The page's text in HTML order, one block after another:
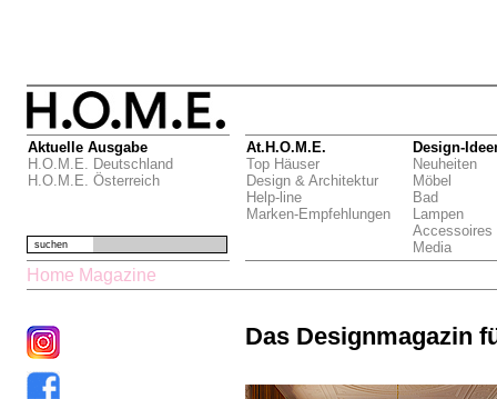
Aktuelle Ausgabe
H.O.M.E. Deutschland
H.O.M.E. Österreich
At.H.O.M.E.
Top Häuser
Design & Architektur
Help-line
Marken-Empfehlungen
Design-
Neuheiten
Möbel
Bad
Lampen
Accessoires
Media
suchen
Home Magazine
Das Designmagazin